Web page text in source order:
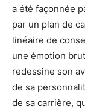
a été façonnée
par un plan de
linéaire de
une émotion
redessine son
de sa
de sa carrière,